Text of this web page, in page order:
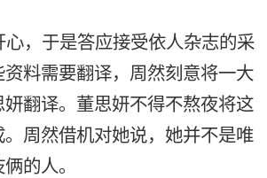
心，于是答应接受依人杂志的采
料需要翻译，周然刻意将一大
翻译。董思妍不得不熬夜将这
周然借机对她说，她并不是唯
的人。